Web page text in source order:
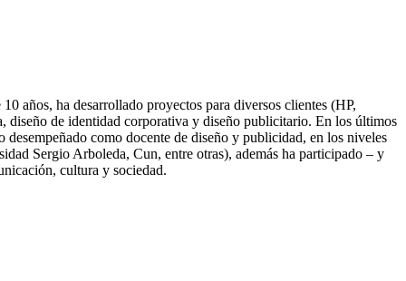
años, ha desarrollado proyectos para diversos clientes (HP,
de identidad corporativa y diseño publicitario. En los últimos
como docente de diseño y publicidad, en los niveles
Sergio Arboleda, Cun, entre otras), además ha participado – y
cultura y sociedad.